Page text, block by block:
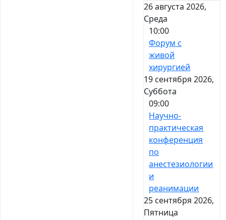
26 августа 2026,
Среда
10:00
Форум с
живой
хирургией
19 сентября 2026,
Суббота
09:00
Научно-
практическая
конференция
по
анестезиологии
и
реанимации
25 сентября 2026,
Пятница